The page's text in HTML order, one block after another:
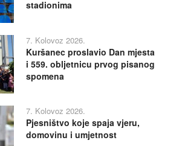
stadionima
7. Kolovoz 2026.
Kuršanec proslavio Dan mjesta
i 559. obljetnicu prvog pisanog
spomena
7. Kolovoz 2026.
Pjesništvo koje spaja vjeru,
domovinu i umjetnost